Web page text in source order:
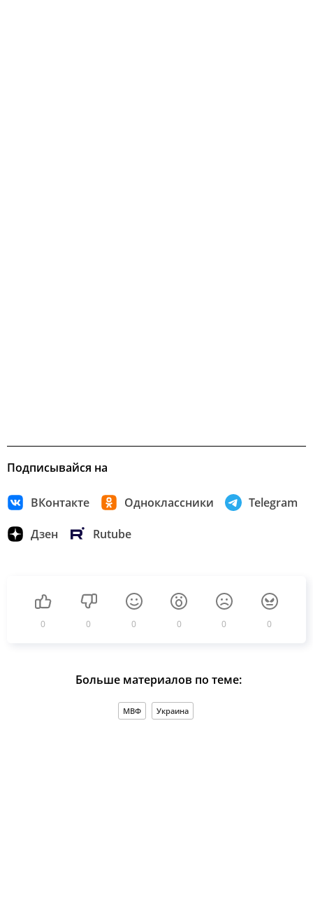
Подписывайся на
ВКонтакте Одноклассники Telegram
Дзен Rutube
0 0 0 0 0 0
Больше материалов по теме:
МВФ Украина